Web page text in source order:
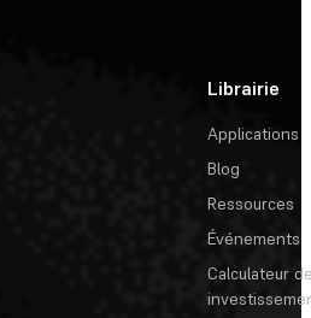
Librairie
Applications
Blog
Ressources
Événements
Calculateur